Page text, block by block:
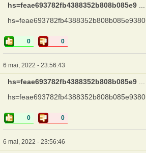
hs=feae693782fb4388352b808b085e9
hs=feae693782fb4388352b808b085e9380
0 0
6 mai, 2022 - 23:56:43
hs=feae693782fb4388352b808b085e9
hs=feae693782fb4388352b808b085e9380
0 0
6 mai, 2022 - 23:56:46